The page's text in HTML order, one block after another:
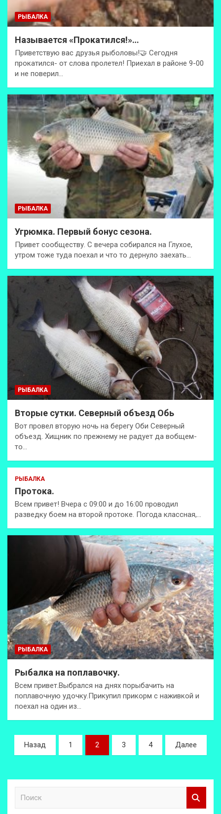
РЫБАЛКА
Называется «Прокатился!»…
Приветствую вас друзья рыболовы!🤝 Сегодня
прокатился- от слова пролетел! Приехал в районе 9-00
и не поверил…
РЫБАЛКА
Угрюмка. Первый бонус сезона.
Привет сообществу. С вечера собирался на Глухое,
утром тоже туда поехал и что то дернуло заехать…
РЫБАЛКА
Вторые сутки. Северный объезд Обь
Вот провел вторую ночь на берегу Оби Северный
объезд. Хищник по прежнему не радует да вобщем-
то…
РЫБАЛКА
Протока.
Всем привет! Вчера с 09:00 и до 16:00 проводил
разведку боем на второй протоке. Погода классная,…
РЫБАЛКА
Рыбалка на поплавочку.
Всем привет.Выбрался на днях порыбачить на
поплавочную удочку.Прикупил прикорм с наживкой и
поехал на один из…
Пагинация
записей
Назад 1 2 3 4 Далее